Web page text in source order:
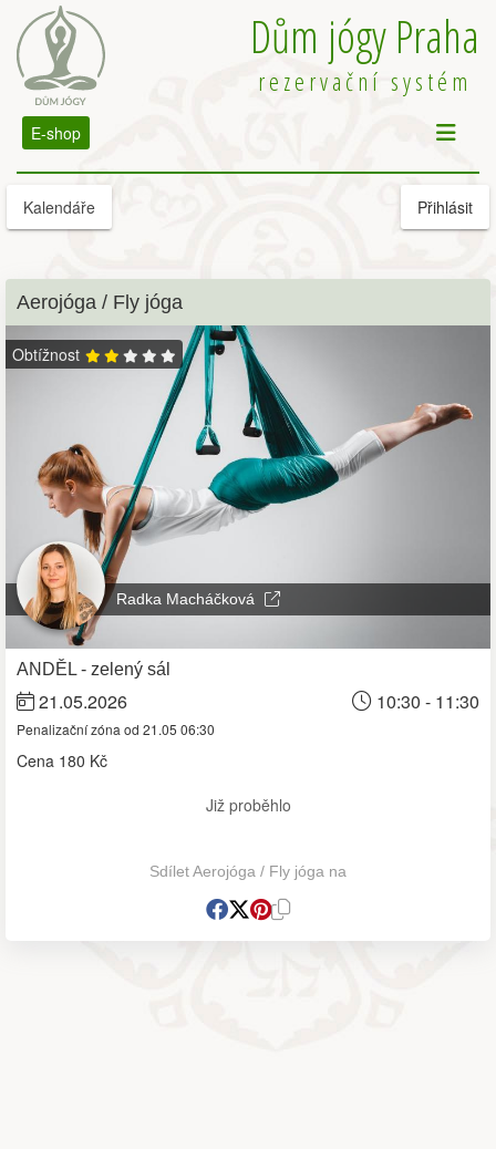
Dům jógy Praha
rezervační systém
E-shop
Kalendáře Přihlásit
Aerojóga / Fly jóga
Obtížnost
Radka Macháčková
ANDĚL - zelený sál
21.05.2026 10:30 - 11:30
Penalizační zóna od 21.05 06:30
Cena 180 Kč
Již proběhlo
Sdílet Aerojóga / Fly jóga na